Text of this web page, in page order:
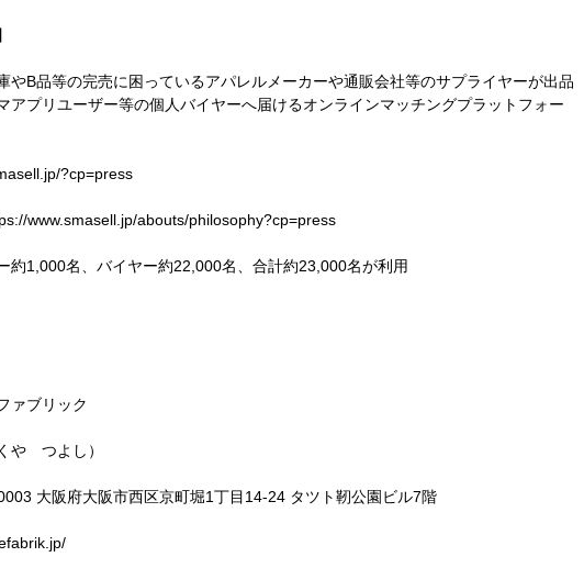
やB品等の完売に困っているアパレルメーカーや通販会社等のサプライヤーが出品
アプリユーザー等の個人バイヤーへ届けるオンラインマッチングプラットフォー
?cp=press
www.smasell.jp/abouts/philosophy?cp=press
約1,000名、バイヤー約22,000名、合計約23,000名が利用
ァブリック
や　つよし）
大阪府大阪市西区京町堀1丁目14-24 タツト靭公園ビル7階